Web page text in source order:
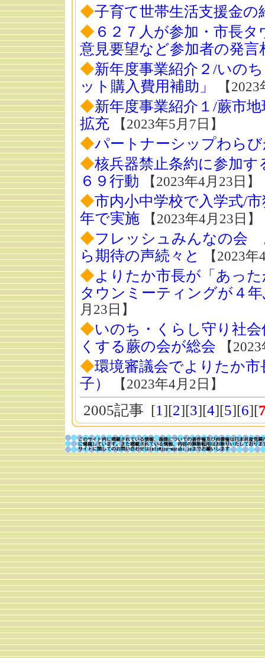
◆子育て世帯生活支援金の
◆ ６２７人が参加・市長
意見要望など参加者の発言
◆新年度事業紹介２/いの
ット購入費用補助」
【
◆新年度事業紹介１/蕨市
拡充 【2023年5月7日】
◆パートナーシップわら
◆核兵器禁止条約に参加
６９行動 【2023年4月23日】
◆市内小中学校で入学式/
年で実施 【2023年4月23日】
◆フレッシュみんなの会
ら期待の声続々と
【2023
◆よりたか市長が「あっ
タウンミーティングが４
月23日】
◆いのち・くらし守り社
くする蕨の会が総会 【
◆環境審議会でよりたか
子）
【2023年4月2日】
2005記事 [1][2][3][4][5][6][